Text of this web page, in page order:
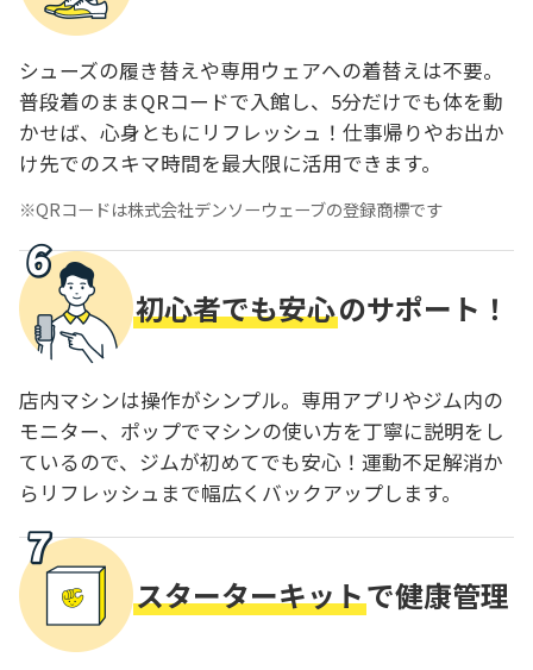
シューズの履き替えや専用ウェアへの着替えは不要。
普段着のままQRコードで入館し、5分だけでも体を動
かせば、心身ともにリフレッシュ！仕事帰りやお出か
け先でのスキマ時間を最大限に活用できます。
QRコードは株式会社デンソーウェーブの登録商標です
初心者でも安心のサポート！
店内マシンは操作がシンプル。専用アプリやジム内の
モニター、ポップでマシンの使い方を丁寧に説明をし
ているので、ジムが初めてでも安心！運動不足解消か
らリフレッシュまで幅広くバックアップします。
スターターキットで健康管理